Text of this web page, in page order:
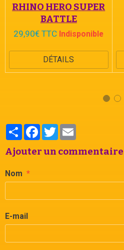
RHINO HERO SUPER
BATTLE
29,90€ TTC Indisponible
DÉTAILS
PartagerFacebook
Twitter
Ajouter un commentaire
Nom
E-mail